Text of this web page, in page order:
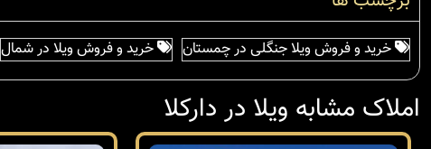
خرید و فروش ویلا جنگلی در چمستان خرید و فروش ویلا در شمال
املاک مشابه ویلا در دارکلا